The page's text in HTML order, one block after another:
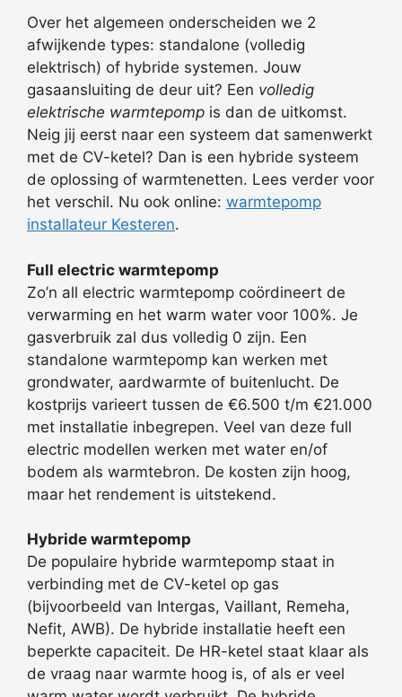
Over het algemeen onderscheiden we 2
afwijkende types: standalone (volledig
elektrisch) of hybride systemen. Jouw
gasaansluiting de deur uit? Een volledig
elektrische warmtepomp is dan de uitkomst.
Neig jij eerst naar een systeem dat samenwerkt
met de CV-ketel? Dan is een hybride systeem
de oplossing of warmtenetten. Lees verder voor
het verschil. Nu ook online: warmtepomp
installateur Kesteren.
Full electric warmtepomp
Zo’n all electric warmtepomp coördineert de
verwarming en het warm water voor 100%. Je
gasverbruik zal dus volledig 0 zijn. Een
standalone warmtepomp kan werken met
grondwater, aardwarmte of buitenlucht. De
kostprijs varieert tussen de €6.500 t/m €21.000
met installatie inbegrepen. Veel van deze full
electric modellen werken met water en/of
bodem als warmtebron. De kosten zijn hoog,
maar het rendement is uitstekend.
Hybride warmtepomp
De populaire hybride warmtepomp staat in
verbinding met de CV-ketel op gas
(bijvoorbeeld van Intergas, Vaillant, Remeha,
Nefit, AWB). De hybride installatie heeft een
beperkte capaciteit. De HR-ketel staat klaar als
de vraag naar warmte hoog is, of als er veel